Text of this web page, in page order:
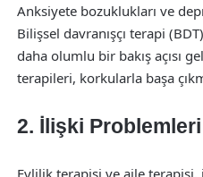
Anksiyete bozuklukları ve
Bilişsel davranışçı terapi
daha olumlu bir bakış açısı
terapileri, korkularla başa
2. İlişki Problemleri
Evlilik terapisi ve aile